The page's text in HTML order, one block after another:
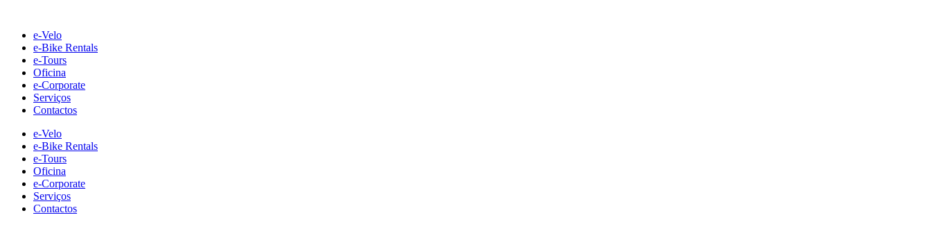
contente-Velo
e-Bike Rentals
e-Tours
Oficina
e-Corporate
Serviços
Contactos
e-Velo
e-Bike Rentals
e-Tours
Oficina
e-Corporate
Serviços
Contactos